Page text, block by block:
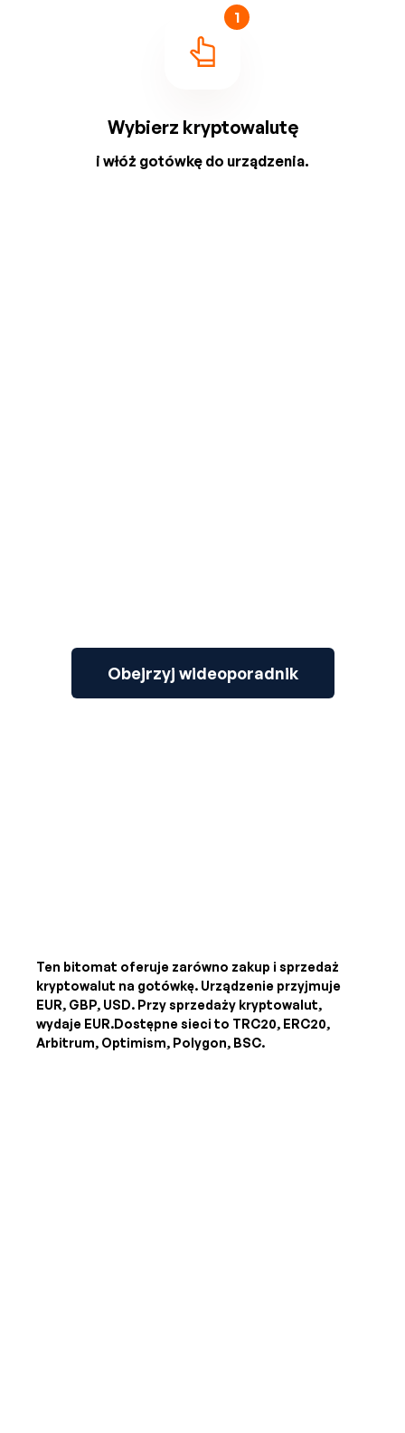
1
Wybierz kryptowalutę
i włóż gotówkę do urządzenia.
Obejrzyj wideoporadnik
Ten bitomat oferuje zarówno zakup i sprzedaż
kryptowalut na gotówkę. Urządzenie przyjmuje
EUR, GBP, USD. Przy sprzedaży kryptowalut,
wydaje EUR.Dostępne sieci to TRC20, ERC20,
Arbitrum, Optimism, Polygon, BSC.